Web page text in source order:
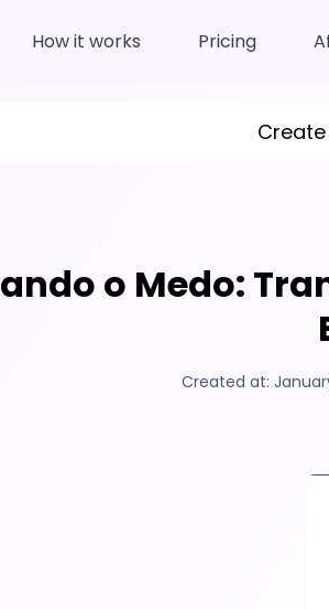
How it works Pricing
o Medo:
Created at: